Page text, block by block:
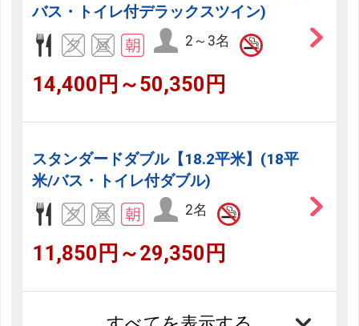
バス・トイレ付デラックスツイン)
2～3名
14,400円～50,350円
スタンダードダブル【18.2平米】(18平
米/バス・トイレ付ダブル)
2名
11,850円～29,350円